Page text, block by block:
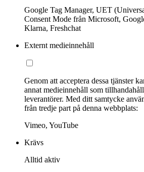
Google Tag Manager, UET
Consent Mode från Microsoft,
Klarna, Freshchat
Externt medieinnehåll
Genom att acceptera dessa tjänster
annat medieinnehåll som
leverantörer. Med ditt samtycke
från tredje part på denna webbplats:
Vimeo, YouTube
Krävs
Alltid aktiv